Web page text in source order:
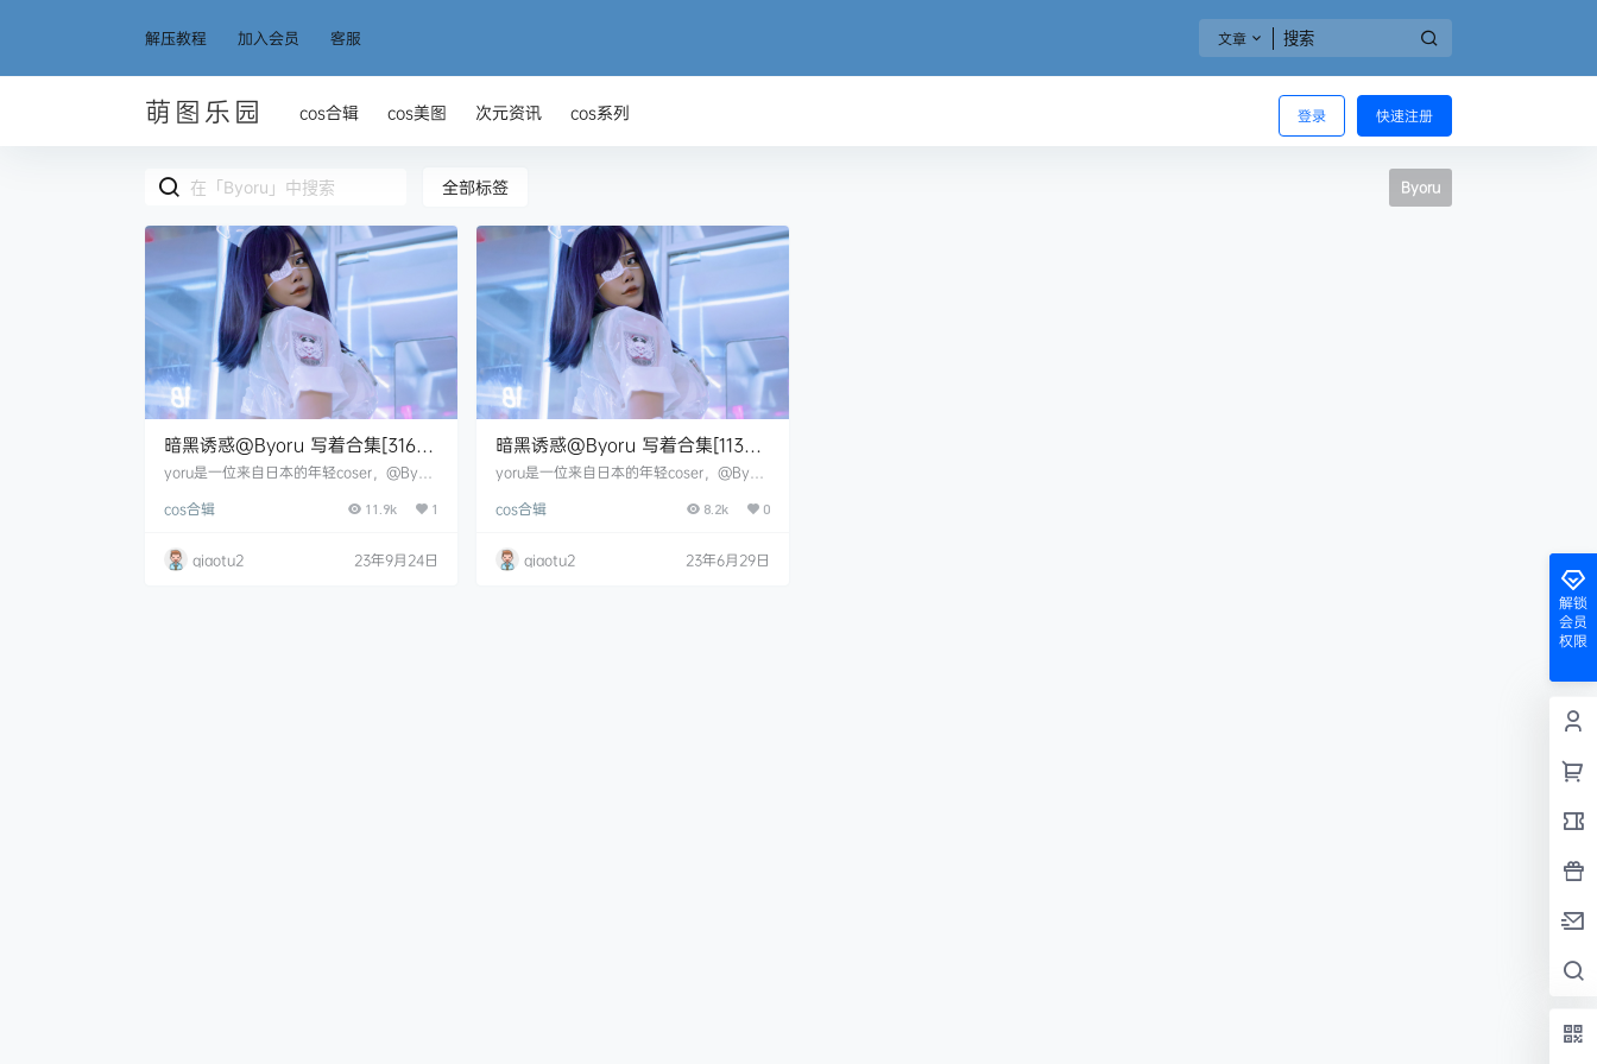
解压教程 加入会员 客服 文章
萌图乐园 登录 快速注册
cos合辑 cos美图 次元资讯 cos系列
全部标签 Byoru
暗黑诱惑@Byoru 写着合集[316
套][持续更新]
yoru是一位来自日本的年轻coser，@Byor
风格，加上腹黑萝莉属性，既可爱又性感，
ita Byoru 002 Ali Byoru 003 Aphrodit.
cos合辑 11.9k 1
qiaotu2 23年9月24日
暗黑诱惑@Byoru 写着合集[113套]
[持续更新]
yoru是一位来自日本的年轻coser，@Byor
风格，加上腹黑萝莉属性，既可爱又性感，
fa NO.02.Byoru – Shiro x Kuro(23P72M
B).
cos合辑 8.2k 0
qiaotu2 23年6月29日
解锁
会员
权限